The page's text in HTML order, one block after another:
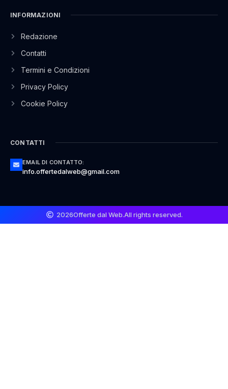
INFORMAZIONI
Redazione
Contatti
Termini e Condizioni
Privacy Policy
Cookie Policy
CONTATTI
EMAIL DI CONTATTO:
info.offertedalweb@gmail.com
2026Offerte dal Web.All rights reserved.